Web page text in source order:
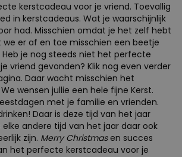
kerstcadeau voor je vriend. Toevallig
in kerstcadeaus. Wat je waarschijnlijk
had. Misschien omdat je het zelf hebt
er af en toe misschien een beetje
je nog steeds niet het perfecte
vriend gevonden? Klik nog even verder
Daar wacht misschien het
wensen jullie een hele fijne Kerst.
met je familie en vrienden.
Daar is deze tijd van het jaar
elke andere tijd van het jaar daar ook
zijn. Merry Christmasen succes
het perfecte kerstcadeau voor je